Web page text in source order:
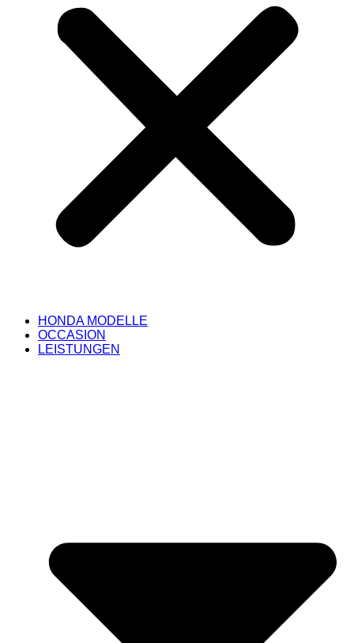
HONDA MODELLE
OCCASION
LEISTUNGEN